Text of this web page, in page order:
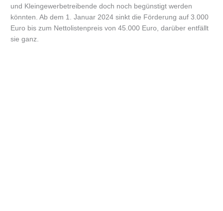
und Kleingewerbetreibende doch noch begünstigt werden
könnten. Ab dem 1. Januar 2024 sinkt die Förderung auf 3.000
Euro bis zum Nettolistenpreis von 45.000 Euro, darüber entfällt
sie ganz.